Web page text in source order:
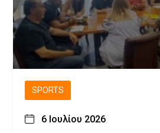
SPORTS
6 Ιουλίου 2026